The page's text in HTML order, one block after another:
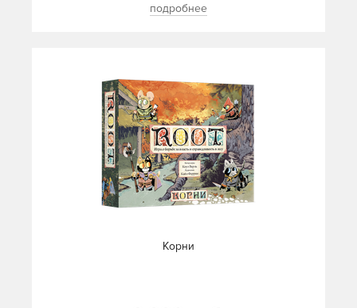
подробнее
Корни